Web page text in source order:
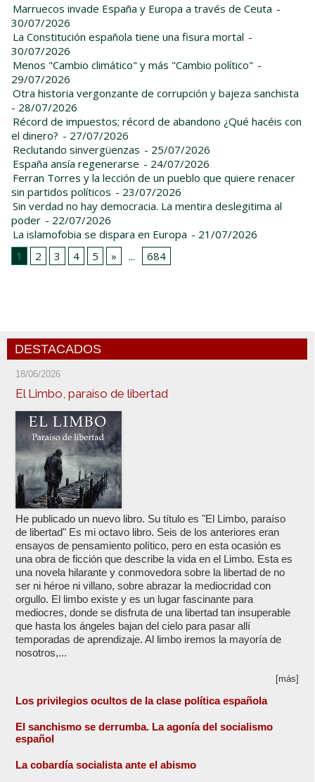
Marruecos invade España y Europa a través de Ceuta -
30/07/2026
La Constitución española tiene una fisura mortal -
30/07/2026
Menos "Cambio climático" y más "Cambio político" -
29/07/2026
Otra historia vergonzante de corrupción y bajeza sanchista
- 28/07/2026
Récord de impuestos; récord de abandono ¿Qué hacéis con
el dinero? - 27/07/2026
Reclutando sinvergüenzas - 25/07/2026
España ansía regenerarse - 24/07/2026
Ferran Torres y la lección de un pueblo que quiere renacer
sin partidos políticos - 23/07/2026
Sin verdad no hay democracia. La mentira deslegitima al
poder - 22/07/2026
La islamofobia se dispara en Europa - 21/07/2026
1
2 3 4 5 » ... 684
DESTACADOS
18/06/2026
El Limbo, paraíso de libertad
He publicado un nuevo libro. Su título es "El Limbo, paraíso
de libertad" Es mi octavo libro. Seis de los anteriores eran
ensayos de pensamiento político, pero en esta ocasión es
una obra de ficción que describe la vida en el Limbo. Esta es
una novela hilarante y conmovedora sobre la libertad de no
ser ni héroe ni villano, sobre abrazar la mediocridad con
orgullo. El limbo existe y es un lugar fascinante para
mediocres, donde se disfruta de una libertad tan insuperable
que hasta los ángeles bajan del cielo para pasar allí
temporadas de aprendizaje. Al limbo iremos la mayoría de
nosotros,...
[más]
Los privilegios ocultos de la clase política española
El sanchismo se derrumba. La agonía del socialismo
español
La cobardía socialista ante el abismo